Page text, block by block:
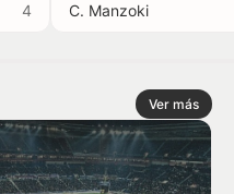
4 C. Manzoki
Ver más